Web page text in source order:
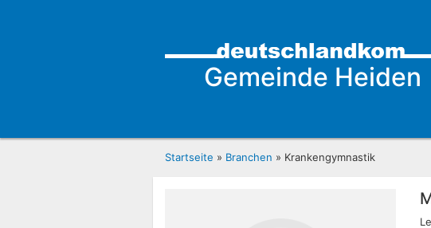
Gemeinde Heiden
Startseite » Branchen » Krankengymnastik